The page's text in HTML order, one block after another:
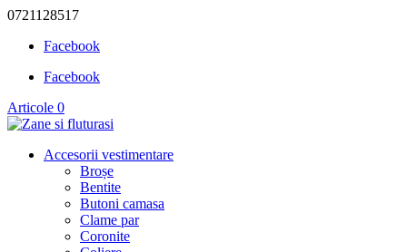
0721128517
Facebook
Facebook
Articole 0
Accesorii vestimentare
Broșe
Bentite
Butoni camasa
Clame par
Coronite